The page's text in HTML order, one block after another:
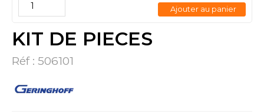
KIT DE PIECES
Réf : 506101
Ajouter au panier